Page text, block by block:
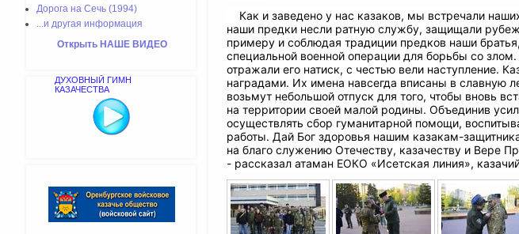
Дорога на Сечь (1994)
...и другая информация
Открыть НАШЕ ВИДЕО
ДУХОВНЫЙ ГИМН
КАЗАЧЕСТВА
Как и заведено у нас казаков, мы встречали
наши предки несли ратную службу, защищали
примеру и соблюдая традиции предков наши
специальной военной операции для борьбы со
отражали его натиск, с честью вели наступление.
наградами. Их имена навсегда вписаны в славную
возьмут небольшой отпуск для того, чтобы вновь
на территории своей малой родины. Объединив
осуществлять сбор гуманитарной помощи,
работы. Дай Бог здоровья нашим казакам-
на благо служению Отечеству, казачеству и Вере
- рассказал атаман ЕОКО «Исетская линия»,